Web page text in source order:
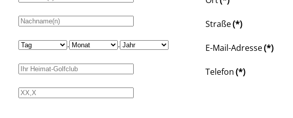
. .
Straße(*)
E-Mail-Adresse(*)
Telefon(*)